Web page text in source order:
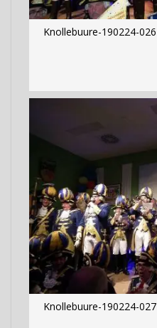
Knollebuure-190224-026
Knollebuure-190224-027